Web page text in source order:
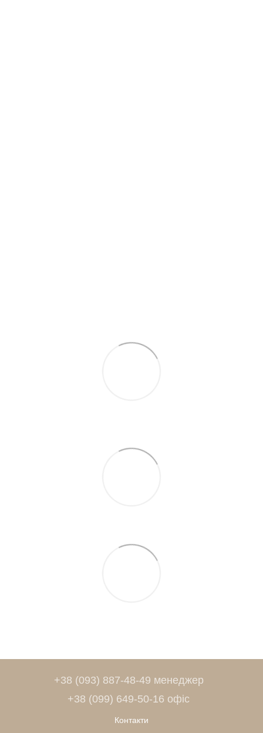
+38 (093) 887-48-49 менеджер
+38 (099) 649-50-16 офіс
Контакти